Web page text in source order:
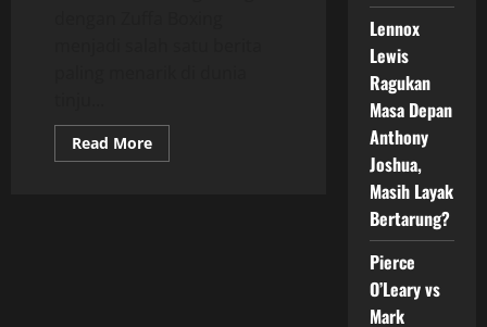
Read MoreRead
more
Lennox
Lewis
Ragukan
Masa Depan
Anthony
Joshua,
Masih Layak
Bertarung?
Pierce
O’Leary vs
Mark